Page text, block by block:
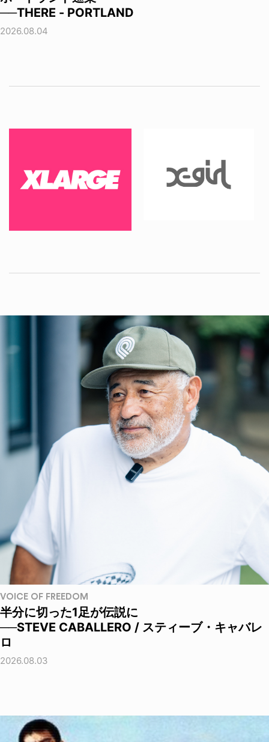
──THERE - PORTLAND
2026.08.04
VOICE OF FREEDOM
半分に切った1足が伝説に
──STEVE CABALLERO / スティーブ・キャバレ
ロ
2026.08.03